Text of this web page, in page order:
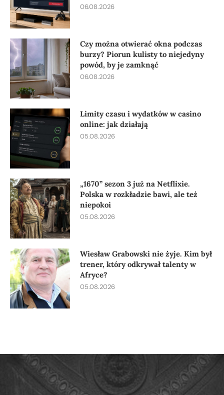
06.08.2026
Czy można otwierać okna podczas
burzy? Piorun kulisty to niejedyny
powód, by je zamknąć
06.08.2026
Limity czasu i wydatków w casino
online: jak działają
05.08.2026
„1670” sezon 3 już na Netflixie.
Polska w rozkładzie bawi, ale też
niepokoi
05.08.2026
Wiesław Grabowski nie żyje. Kim był
trener, który odkrywał talenty w
Afryce?
05.08.2026